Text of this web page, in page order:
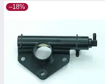
–18%